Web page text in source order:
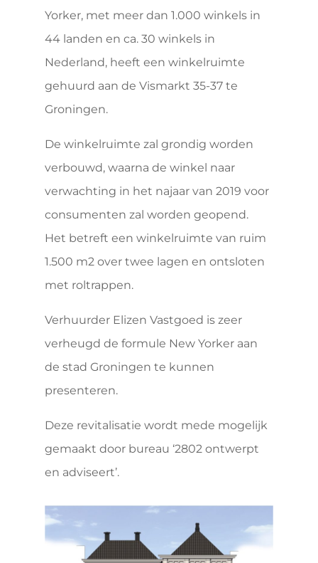
Yorker, met meer dan 1.000 winkels in
44 landen en ca. 30 winkels in
Nederland, heeft een winkelruimte
gehuurd aan de Vismarkt 35-37 te
Groningen.
De winkelruimte zal grondig worden
verbouwd, waarna de winkel naar
verwachting in het najaar van 2019 voor
consumenten zal worden geopend.
Het betreft een winkelruimte van ruim
1.500 m2 over twee lagen en ontsloten
met roltrappen.
Verhuurder Elizen Vastgoed is zeer
verheugd de formule New Yorker aan
de stad Groningen te kunnen
presenteren.
Deze revitalisatie wordt mede mogelijk
gemaakt door bureau ‘2802 ontwerpt
en adviseert’.